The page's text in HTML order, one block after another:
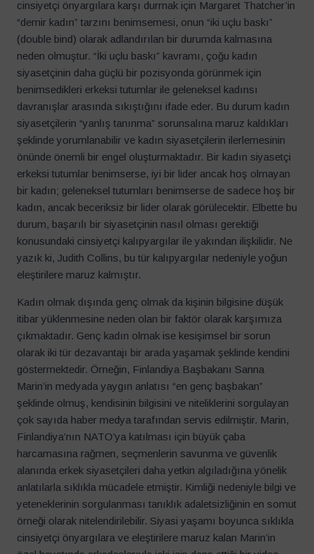
cinsiyetçi önyargılara karşı durmak için Margaret Thatcher’in
“demir kadın” tarzını benimsemesi, onun “iki uçlu baskı”
(double bind) olarak adlandırılan bir durumda kalmasına
neden olmuştur. “İki uçlu baskı” kavramı, çoğu kadın
siyasetçinin daha güçlü bir pozisyonda görünmek için
benimsedikleri erkeksi tutumlar ile geleneksel kadınsı
davranışlar arasında sıkıştığını ifade eder. Bu durum kadın
siyasetçilerin “yanlış tanınma” sorunsalına maruz kaldıkları
şeklinde yorumlanabilir ve kadın siyasetçilerin ilerlemesinin
önünde önemli bir engel oluşturmaktadır. Bir kadın siyasetçi
erkeksi tutumlar benimserse, iyi bir lider ancak hoş olmayan
bir kadın; geleneksel tutumları benimserse de sadece hoş bir
kadın, ancak beceriksiz bir lider olarak görülecektir. Elbette bu
durum, başarılı bir siyasetçinin nasıl olması gerektiği
konusundaki cinsiyetçi kalıpyargılar ile yakından ilişkilidir. Ne
yazık ki, Judith Collins, bu tür kalıpyargılar nedeniyle yoğun
eleştirilere maruz kalmıştır.
Kadın olmak dışında genç olmak da kişinin bilgisine düşük
itibar yüklenmesine neden olan bir faktör olarak karşımıza
çıkmaktadır. Genç kadın olmak ise kesişimsel bir sorun
olarak iki tür dezavantajı bir arada yaşamak şeklinde kendini
göstermektedir. Örneğin, Finlandiya Başbakanı Sanna
Marin’in medyada yaygın anlatısı “en genç başbakan”
şeklinde olmuş, kendisinin bilgisini ve niteliklerini sorgulayan
çok sayıda haber medya tarafından servis edilmiştir. Marin,
Finlandiya’nın NATO’ya katılması için büyük çaba
harcamasına rağmen, seçmenlerin savunma ve güvenlik
alanında erkek siyasetçileri daha yetkin algıladığına yönelik
anlatılarla sıklıkla mücadele etmiştir. Kimliği nedeniyle bilgi ve
yeteneklerinin sorgulanması tanıklık adaletsizliğinin en somut
örneği olarak nitelendirilebilir. Siyasi yaşamı boyunca sıklıkla
cinsiyetçi önyargılara ve eleştirilere maruz kalan Marin’in
Soyisim *